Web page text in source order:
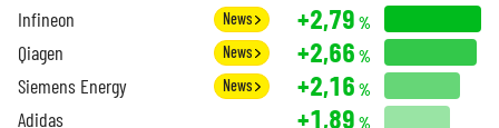
Infineon News +2,79 %
Qiagen News +2,66 %
Siemens Energy News +2,16 %
Adidas +1,89 %